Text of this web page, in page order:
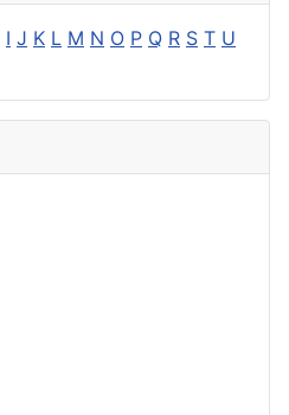
I J K L M N O P Q R S T U